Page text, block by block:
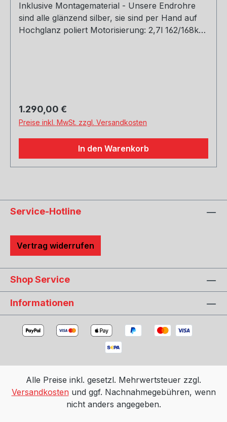
Inklusive Montagematerial - Unsere Endrohre
sind alle glänzend silber, sie sind per Hand auf
Hochglanz poliert Motorisierung: 2,7l 162/168kW
(eintragungspflichtig)
Regulärer Preis:
1.290,00 €
Preise inkl. MwSt. zzgl. Versandkosten
In den Warenkorb
Service-Hotline
Vertrag widerrufen
Shop Service
Informationen
Alle Preise inkl. gesetzl. Mehrwertsteuer zzgl.
Versandkostenund ggf. Nachnahmegebühren, wenn
nicht anders angegeben.